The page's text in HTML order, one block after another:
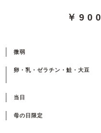
￥900
微弱
卵・乳・ゼラチン・鮭・大豆
当日
母の日限定